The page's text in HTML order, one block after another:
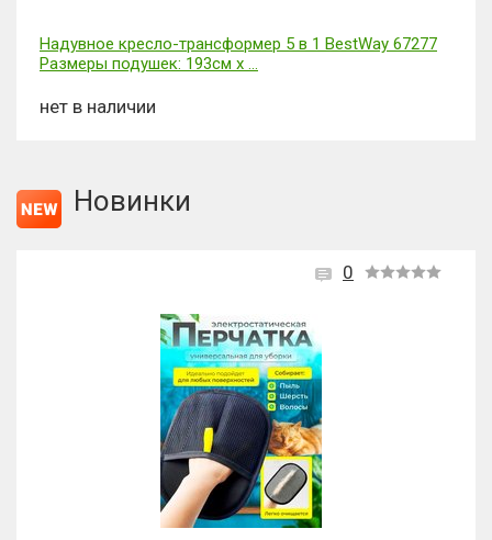
Надувное кресло-трансформер 5 в 1 BestWay 67277
Размеры подушек: 193cм х ...
нет в наличии
Новинки
0